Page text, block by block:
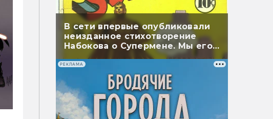
В сети впервые опубликовали
неизданное стихотворение
Набокова о Супермене. Мы его
перевели
РЕКЛАМА